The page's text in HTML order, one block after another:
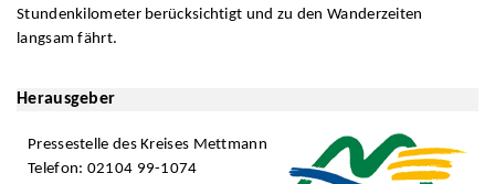
Stundenkilometer berücksichtigt und zu den Wanderzeiten
langsam fährt.
Herausgeber
Pressestelle des Kreises Mettmann
Telefon: 02104 99-1074